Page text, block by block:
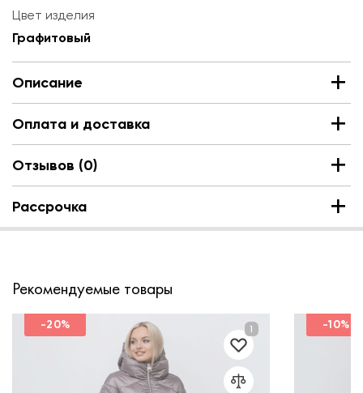
Цвет изделия
Графитовый
Описание
Оплата и доставка
Отзывов (0)
Рассрочка
Рекомендуемые товары
-20% -10%